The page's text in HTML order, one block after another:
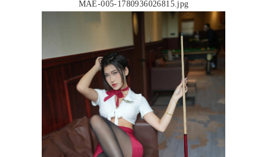
MAE-005-1780936026815.jpg